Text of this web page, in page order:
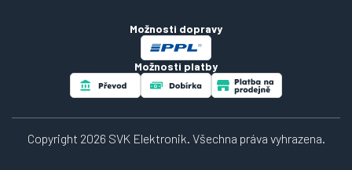
Možnosti dopravy
Možnosti platby
Copyright 2026 SVK Elektronik. Všechna práva vyhrazena.